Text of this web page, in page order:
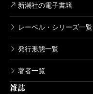
新潮社の電子書籍
レーベル・シリーズ一覧
発行形態一覧
著者一覧
雑誌